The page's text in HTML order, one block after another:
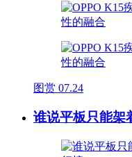
图赏 07.24
谁说平板只能架